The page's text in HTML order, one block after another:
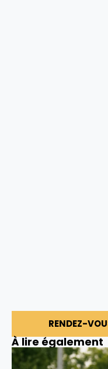
RENDEZ-
À lire également